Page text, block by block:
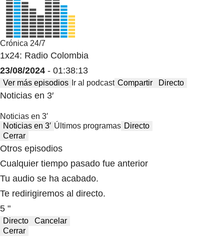
Crónica 24/7
1x24: Radio Colombia
23/08/2024 - 01:38:13
Ver más episodios Ir al podcast Compartir Directo
Noticias en 3′
Noticias en 3′
Noticias en 3′ Últimos programas Directo
Cerrar
Otros episodios
Cualquier tiempo pasado fue anterior
Tu audio se ha acabado.
Te redirigiremos al directo.
5 "
Directo
Cancelar
Cerrar